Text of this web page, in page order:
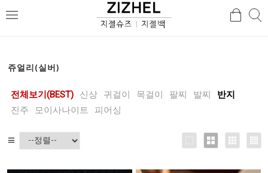
메
검
쥬얼리(실버)
전체보기(BEST) 신상 귀걸이 목걸이 팔찌 발찌
반지
진주
모이사나이트 피어싱